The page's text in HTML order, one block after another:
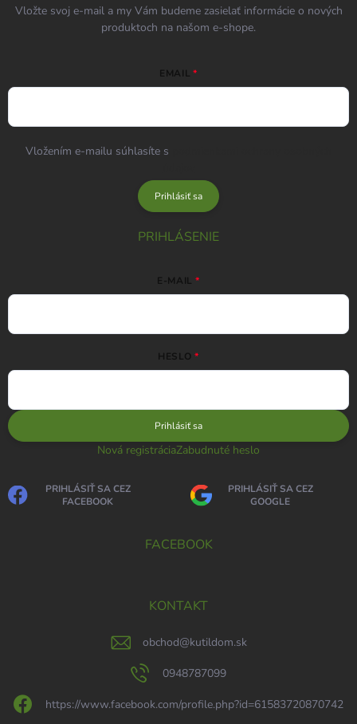
Vložte svoj e-mail a my Vám budeme zasielať informácie o nových
produktoch na našom e-shope.
EMAIL
Vložením e-mailu súhlasíte s
Prihlásiť sa
PRIHLÁSENIE
E-MAIL
HESLO
Prihlásiť sa
Nová registráciaZabudnuté heslo
PRIHLÁSIŤ SA CEZ
FACEBOOK
PRIHLÁSIŤ SA CEZ
GOOGLE
FACEBOOK
KONTAKT
obchod@kutildom.sk
0948787099
https://www.facebook.com/profile.php?id=61583720870742